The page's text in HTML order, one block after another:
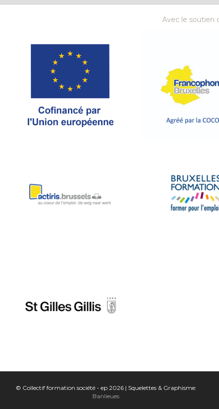
Avec le soutien
© Collectif formation société - ep 2026 | Squelettes & Graphisme:
Banlieues